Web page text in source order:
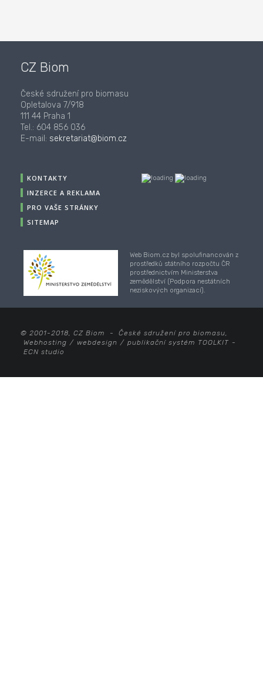
CZ Biom
České sdružení pro biomasu
Opletalova 7/918
111 44 Praha 1
Tel.: 604 856 036
E-mail: sekretariat@biom.cz
KONTAKTY
INZERCE A REKLAMA
PRO VAŠE STRÁNKY
SITEMAP
Web Biom.cz byl spolufinancován z
prostředků státního rozpočtu ČR
prostřednictvím Ministerstva
zemědělství (Podpora nestátních
neziskových organizací).
© 2001-2018, CZ Biom - České sdružení pro biomasu,
Webhosting / webdesign / publikační systém TOOLKIT -
ECN studio